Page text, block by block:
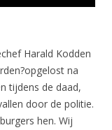
Harald Kodden
na
tijdens de daad,
door de politie.
hen. Wij